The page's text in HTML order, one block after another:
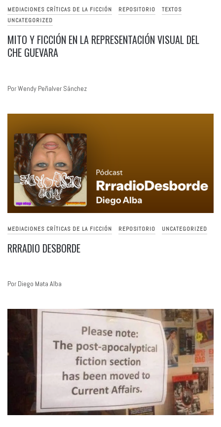
MEDIACIONES CRÍTICAS DE LA FICCIÓN REPOSITORIO
TEXTOS
UNCATEGORIZED
MITO Y FICCIÓN EN LA REPRESENTACIÓN VISUAL DEL
CHE GUEVARA
Por Wendy Peñalver Sánchez
MEDIACIONES CRÍTICAS DE LA FICCIÓN REPOSITORIO UNCATEGORIZED
RRRADIO DESBORDE
Por Diego Mata Alba